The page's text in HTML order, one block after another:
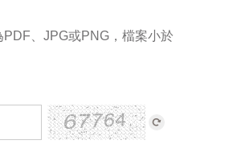
、JPG或PNG，檔案小於